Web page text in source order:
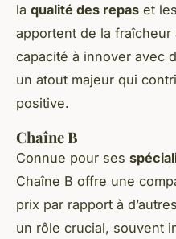
la qualité des repas et
apportent de la
capacité à innover avec
un atout majeur qui
positive.
Chaîne B
Connue pour ses
Chaîne B offre une
prix par rapport à
un rôle crucial, souvent